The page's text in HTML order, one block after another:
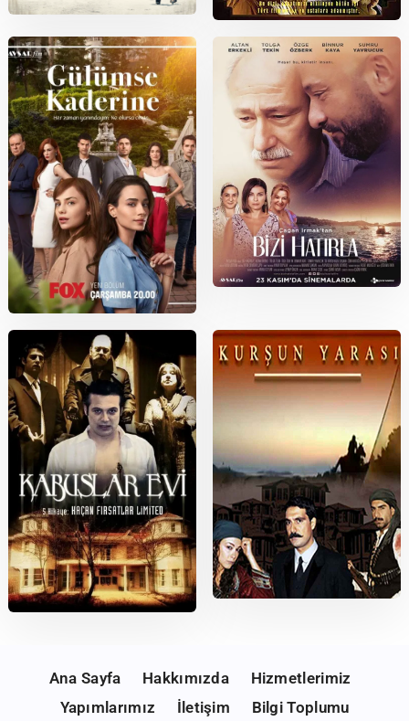
Babam ve Oğlum
2005
Ihlamurlar Altında
2022
Gülümse Kaderine
Bizi Hatırla
LimitedAna Sayfa Hakkımızda
Hizmetlerimiz
Yapımlarımız
İletişim Bilgi Toplumu